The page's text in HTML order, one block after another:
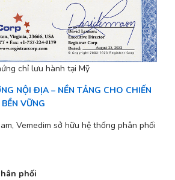
chỉ lưu hành tại Mỹ
NỘI ĐỊA – NỀN TẢNG CHO CHIẾN
VỮNG
Vemedim sở hữu hệ thống phân phối
phối